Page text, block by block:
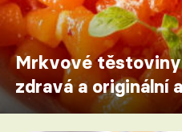
Mrkvové těstoviny
zdravá a originální